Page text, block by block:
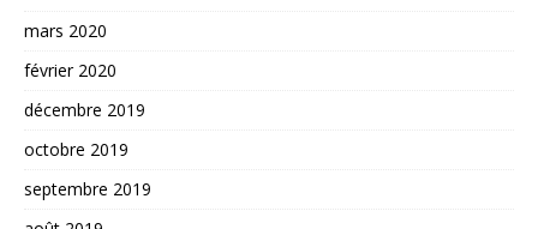
mars 2020
février 2020
décembre 2019
octobre 2019
septembre 2019